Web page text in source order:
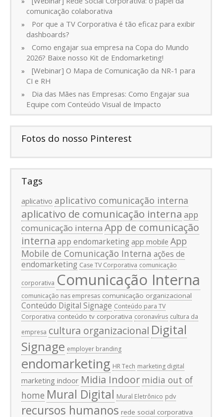
comunicação colaborativa
Por que a TV Corporativa é tão eficaz para exibir
dashboards?
Como engajar sua empresa na Copa do Mundo
2026? Baixe nosso Kit de Endomarketing!
[Webinar] O Mapa de Comunicação da NR-1 para
CI e RH
Dia das Mães nas Empresas: Como Engajar sua
Equipe com Conteúdo Visual de Impacto
Fotos do nosso Pinterest
Tags
aplicativo aplicativo comunicação interna
aplicativo de comunicação interna app
comunicação interna App de comunicação
interna app endomarketing app mobile App
Mobile de Comunicação Interna ações de
endomarketing Case TV Corporativa comunicação
corporativa Comunicação Interna
comunicação nas empresas comunicação organizacional
Conteúdo Digital Signage Conteúdo para TV
Corporativa conteúdo tv corporativa coronavírus cultura da
empresa cultura organizacional Digital
Signage employer branding
endomarketing HR Tech marketing digital
marketing indoor Midia Indoor midia out of
home Mural Digital Mural Eletrônico pdv
recursos humanos rede social corporativa